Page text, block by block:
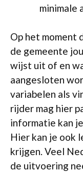
minimale
Op het moment
de gemeente
wijst uit of en
aangesloten
variabelen als
rijder mag hier
informatie kan
Hier kan je ook
krijgen. Veel
de uitvoering